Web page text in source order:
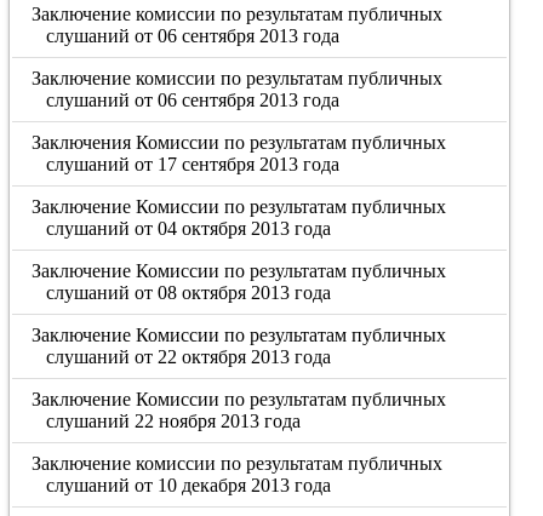
Заключение комиссии по результатам публичных
слушаний от 06 сентября 2013 года
Заключение комиссии по результатам публичных
слушаний от 06 сентября 2013 года
Заключения Комиссии по результатам публичных
слушаний от 17 сентября 2013 года
Заключение Комиссии по результатам публичных
слушаний от 04 октября 2013 года
Заключение Комиссии по результатам публичных
слушаний от 08 октября 2013 года
Заключение Комиссии по результатам публичных
слушаний от 22 октября 2013 года
Заключение Комиссии по результатам публичных
слушаний 22 ноября 2013 года
Заключение комиссии по результатам публичных
слушаний от 10 декабря 2013 года